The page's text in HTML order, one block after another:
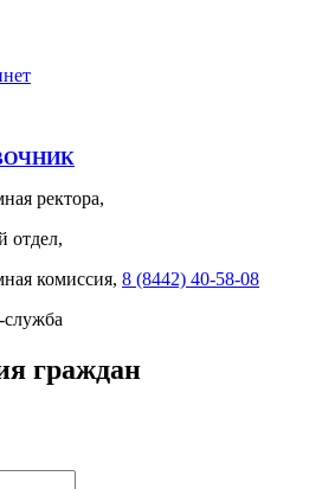
ректора,
комиссия, 8 (8442) 40-58-08
граждан